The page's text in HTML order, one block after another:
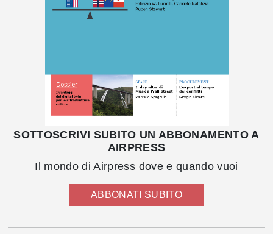
SOTTOSCRIVI SUBITO UN ABBONAMENTO A
AIRPRESS
Il mondo di Airpress dove e quando vuoi
ABBONATI SUBITO